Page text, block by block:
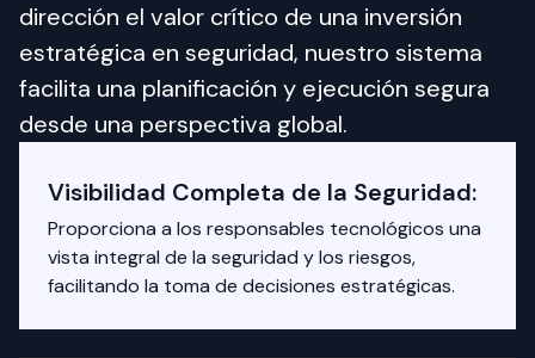
dirección el valor crítico de una inversión
estratégica en seguridad, nuestro sistema
facilita una planificación y ejecución segura
desde una perspectiva global.
Visibilidad Completa de la Seguridad:
Proporciona a los responsables tecnológicos una
vista integral de la seguridad y los riesgos,
facilitando la toma de decisiones estratégicas.